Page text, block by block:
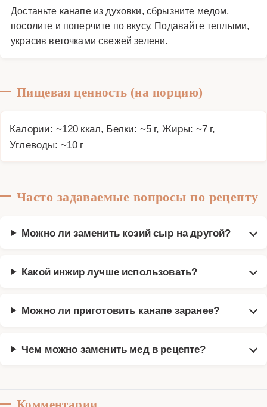
Достаньте канапе из духовки, сбрызните медом,
посолите и поперчите по вкусу. Подавайте теплыми,
украсив веточками свежей зелени.
Пищевая ценность (на порцию)
Калории: ~120 ккал, Белки: ~5 г, Жиры: ~7 г,
Углеводы: ~10 г
Часто задаваемые вопросы по рецепту
Можно ли заменить козий сыр на другой?
Какой инжир лучше использовать?
Можно ли приготовить канапе заранее?
Чем можно заменить мед в рецепте?
Комментарии